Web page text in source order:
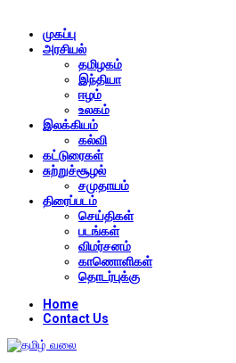
முகப்பு
அரசியல்
தமிழகம்
இந்தியா
ஈழம்
உலகம்
இலக்கியம்
கல்வி
கட்டுரைகள்
சுற்றுச்சூழல்
சமுதாயம்
திரைப்படம்
செய்திகள்
படங்கள்
விமர்சனம்
காணொளிகள்
தொடர்புக்கு
Home
Contact Us